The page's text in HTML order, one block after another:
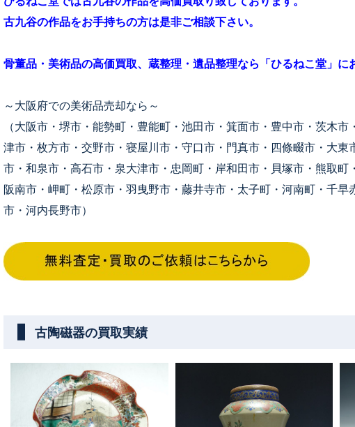
古九谷の作品をお手持ちの方は是非ご相談下さい。
骨董品・美術品の高価買取、蔵整理・遺品整理なら「ひるねこ堂」に
～大阪府での美術品売却なら～
（大阪市・堺市・能勢町・豊能町・池田市・箕面市・豊中市・茨木
津市・枚方市・交野市・寝屋川市・守口市・門真市・四條畷市・大東
市・和泉市・高石市・泉大津市・忠岡町・岸和田市・貝塚市・熊取町
阪南市・岬町・松原市・羽曳野市・藤井寺市・太子町・河南町・千早
市・河内長野市）
古陶磁器の買取実績